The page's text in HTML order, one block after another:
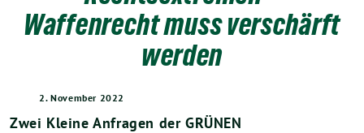
Waffenrecht muss verschärft
werden
2. November 2022
Zwei Kleine Anfragen der GRÜNEN